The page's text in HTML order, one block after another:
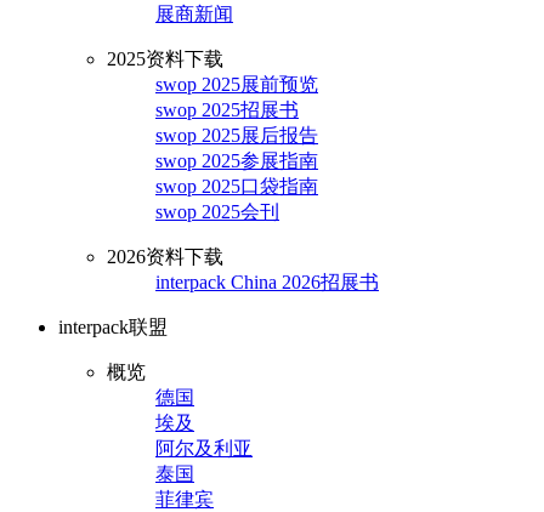
展商新闻
2025资料下载
swop 2025展前预览
swop 2025招展书
swop 2025展后报告
swop 2025参展指南
swop 2025口袋指南
swop 2025会刊
2026资料下载
interpack China 2026招展书
interpack联盟
概览
德国
埃及
阿尔及利亚
泰国
菲律宾